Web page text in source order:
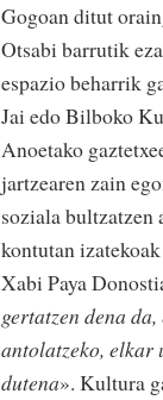
Gogoan ditut
Otsabi barrutik
espazio beharrik
Jai edo Bilboko
Anoetako
jartzearen zain
soziala bultzatzen
kontutan
Xabi Paya
gertatzen dena
antolatzeko, elkar
dutena». Kultura